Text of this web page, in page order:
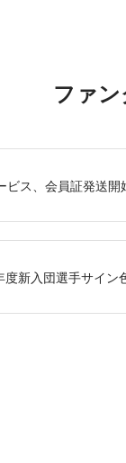
ファ
ス、会員証発送開
新入団選手サイン